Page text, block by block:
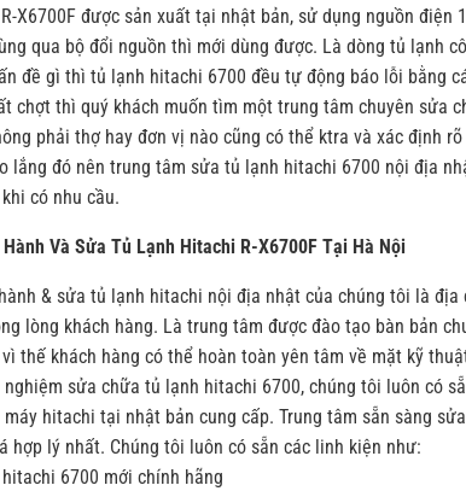
X6700F được sản xuất tại nhật bản, sử dụng nguồn điện
qua bộ đổi nguồn thì mới dùng được. Là dòng tủ lạnh
đề gì thì tủ lạnh hitachi 6700 đều tự động báo lỗi bằng
chợt thì quý khách muốn tìm một trung tâm chuyên sửa
phải thợ hay đơn vị nào cũng có thể ktra và xác định
lắng đó nên trung tâm sửa tủ lạnh hitachi 6700 nội địa
có nhu cầu.
Và Sửa Tủ Lạnh Hitachi R-X6700F Tại Hà Nội
& sửa tủ lạnh hitachi nội địa nhật của chúng tôi là
lòng khách hàng. Là trung tâm được đào tạo bàn bản
thế khách hàng có thể hoàn toàn yên tâm về mặt kỹ
sửa chữa tủ lạnh hitachi 6700, chúng tôi luôn có
máy hitachi tại nhật bản cung cấp. Trung tâm sẵn sàng
hợp lý nhất. Chúng tôi luôn có sẵn các linh kiện như:
6700 mới chính hãng